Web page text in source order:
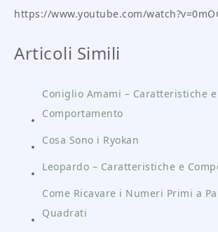
https://www.youtube.com/
Articoli Simili
Coniglio Amami – Caratteristiche e
Comportamento
Cosa Sono i Ryokan
Leopardo – Caratteristiche e
Come Ricavare i Numeri Primi a
Quadrati